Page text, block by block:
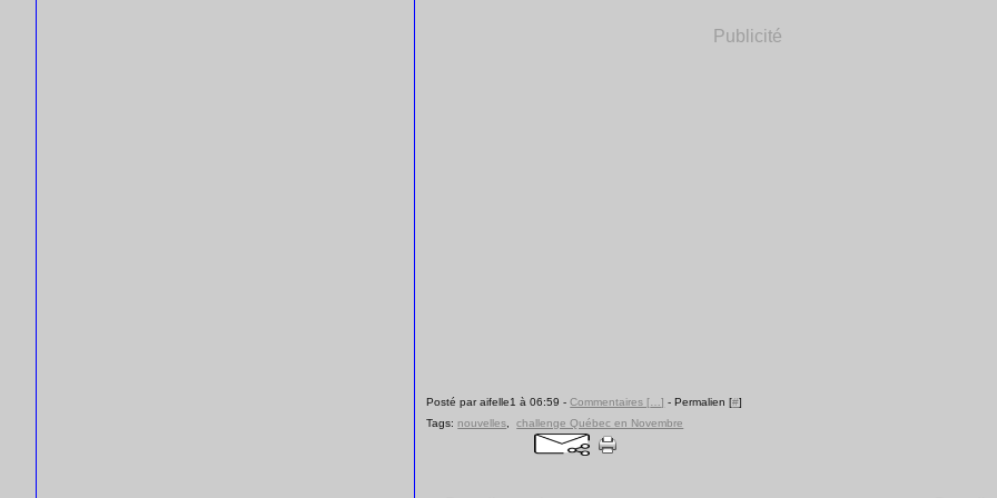
Publicité
Posté par aifelle1 à 06:59 -Commentaires [ …] - Permalien [#]
Tags:nouvelles ,challenge Québec en Novembre